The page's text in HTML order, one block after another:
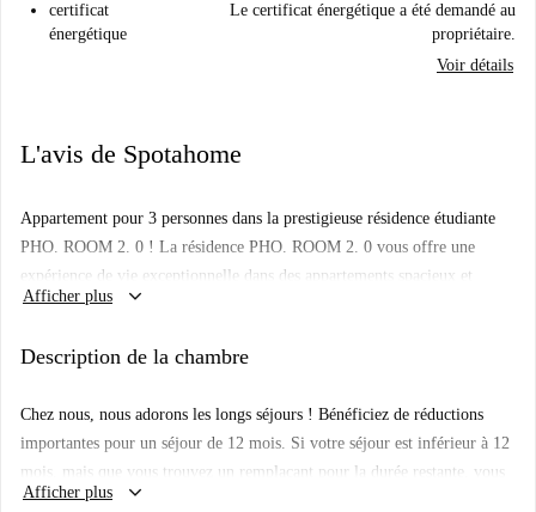
certificat
énergétique
Le certificat énergétique a été demandé au
propriétaire.
Voir détails
L'avis de Spotahome
Appartement pour 3 personnes dans la prestigieuse résidence étudiante
PHO. ROOM 2. 0 ! La résidence PHO. ROOM 2. 0 vous offre une
expérience de vie exceptionnelle dans des appartements spacieux et
modernes, idéaux pour 2 ou 3 colocataires. Découvrez un univers où
communs sont spécialement conçus pour favoriser les échanges entre
permettant ainsi de profiter pleinement de votre expérience universitaire.
Un grand séjour, une cuisine équipée spacieuse, un ménage des espaces
communs deux fois par semaine, un local à vélos sécurisé et un jardin
intérieur. PHO. ROOM 2. 0 met à votre disposition le Wi-Fi dans les
Afficher plus keyboard_arrow_down
Description de la chambre
Chez nous, nous adorons les longs séjours ! Bénéficiez de réductions
importantes pour un séjour de 12 mois. Si votre séjour est inférieur à 12
mois, mais que vous trouvez un remplaçant pour la durée restante, vous
profiterez tous les deux de nos remises exceptionnelles. Demandez un
Afficher plus keyboard_arrow_down